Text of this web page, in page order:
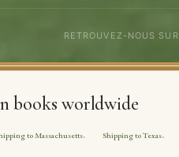
RETROUVEZ-NOUS SUR
books worldwide
to Massachusetts Shipping to Texas